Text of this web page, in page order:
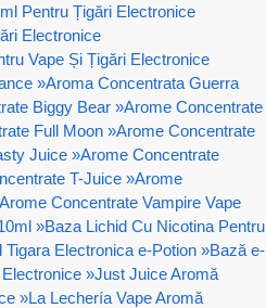
Pentru Țigări Electronice
Electronice
Vape Și Țigări Electronice
»Aroma Concentrata Guerra
Biggy Bear »Arome Concentrate
Full Moon »Arome Concentrate
Juice »Arome Concentrate
T-Juice »Arome
Arome Concentrate Vampire Vape
»Baza Lichid Cu Nicotina Pentru
Tigara Electronica e-Potion »Bază e-
»Just Juice Aromă
»La Lechería Vape Aromă